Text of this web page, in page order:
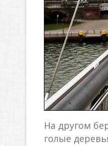
На другом
голые